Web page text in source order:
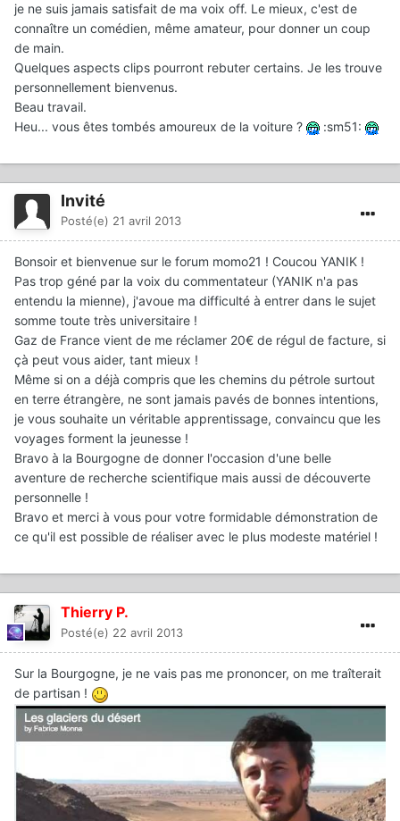
je ne suis jamais satisfait de ma voix off. Le mieux, c'est de
connaître un comédien, même amateur, pour donner un coup
de main.
Quelques aspects clips pourront rebuter certains. Je les trouve
personnellement bienvenus.
Beau travail.
Heu... vous êtes tombés amoureux de la voiture ?
:sm51:
Invité
Posté(e) 21 avril 2013
Bonsoir et bienvenue sur le forum momo21 ! Coucou YANIK !
Pas trop géné par la voix du commentateur (YANIK n'a pas
entendu la mienne), j'avoue ma difficulté à entrer dans le sujet
somme toute très universitaire !
Gaz de France vient de me réclamer 20€ de régul de facture, si
çà peut vous aider, tant mieux !
Même si on a déjà compris que les chemins du pétrole surtout
en terre étrangère, ne sont jamais pavés de bonnes intentions,
je vous souhaite un véritable apprentissage, convaincu que les
voyages forment la jeunesse !
Bravo à la Bourgogne de donner l'occasion d'une belle
aventure de recherche scientifique mais aussi de découverte
personnelle !
Bravo et merci à vous pour votre formidable démonstration de
ce qu'il est possible de réaliser avec le plus modeste matériel !
Thierry P.
Posté(e) 22 avril 2013
Sur la Bourgogne, je ne vais pas me prononcer, on me traîterait
de partisan !